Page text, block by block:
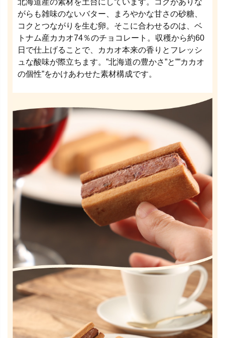
がらも雑味のないバター、まろやかな甘さの砂糖、
コクとつながりを生む卵。そこに合わせるのは、ベ
トナム産カカオ74％のチョコレート。収穫から約60
日で仕上げることで、カカオ本来の香りとフレッシ
ュな酸味が際立ちます。”北海道の豊かさ”と””カカオ
の個性”をかけあわせた素材構成です。